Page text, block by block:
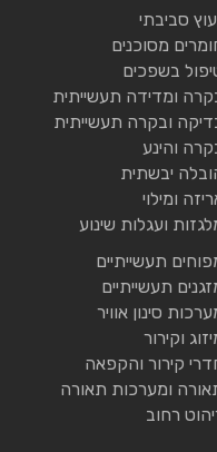
סביבתי
מסוכנים
בשפכים
ומדידה תעשייתית
ובקרה תעשייתית
והינע
יבשתית
ומילוי
ועגלות שינוע
תעשייתיים
תעשייתיים
סינון אוויר
וקירור
קירור והקפאה
ומערכות תאורה
רחוב